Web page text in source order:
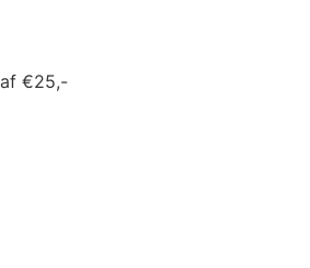
€25,-